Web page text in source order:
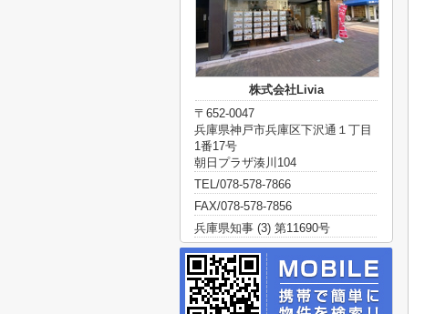
株式会社Livia
〒652-0047
兵庫県神戸市兵庫区下沢通１丁目
1番17号
朝日プラザ湊川104
TEL/078-578-7866
FAX/078-578-7856
兵庫県知事 (3) 第11690号